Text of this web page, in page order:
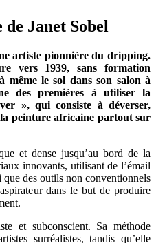
Janet Sobel
artiste pionnière du dripping.
vers 1939, sans formation
même le sol dans son salon à
des premières à utiliser la
», qui consiste à déverser,
peinture africaine partout sur
et dense jusqu’au bord de la
innovants, utilisant de l’émail
des outils non conventionnels
dans le but de produire
et subconscient. Sa méthode
surréalistes, tandis qu’elle